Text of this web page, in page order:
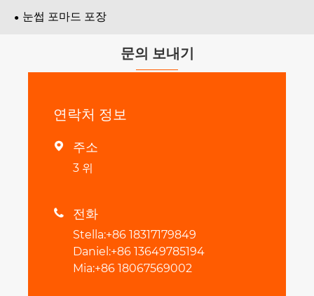
눈썹 포마드 포장
문의 보내기
연락처 정보
 주소
3 위
 전화
Stella:+86 18317179849
Daniel:+86 13649785194
Mia:+86 18067569002